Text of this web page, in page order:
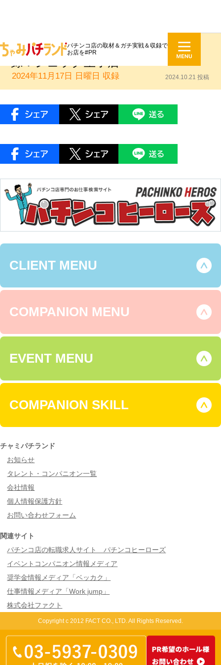
パチンコ店の取材＆ガチ実戦＆収録で
お店を#PR
うみのいくらNEKOMIMITV動画収
2024年11月17日 日曜日 収録 2024.10.21 投稿
CLIENT MENU
COMPANION MENU
EVENT MENU
COMPANION SKILL
チャミパチランド
お知らせ
タレント・コンパニオン一覧
会社情報
個人情報保護方針
お問い合わせフォーム
関連サイト
パチンコ店の転職求人サイト パチンコヒーローズ
イベントコンパニオン情報メディア
奨学金情報メディア「ベッカク」
仕事情報メディア「Work jump」
株式会社ファクト
Copyright c 2012 FACT CO., LTD. All Rights Reserved.